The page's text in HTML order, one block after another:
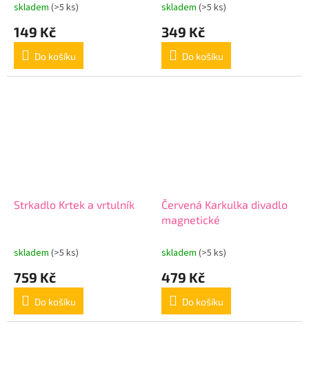
skladem (>5 ks)
149 Kč
Do košíku
skladem (>5 ks)
349 Kč
Do košíku
Strkadlo Krtek a vrtulník
skladem (>5 ks)
759 Kč
Do košíku
Červená Karkulka divadlo
magnetické
skladem (>5 ks)
479 Kč
Do košíku